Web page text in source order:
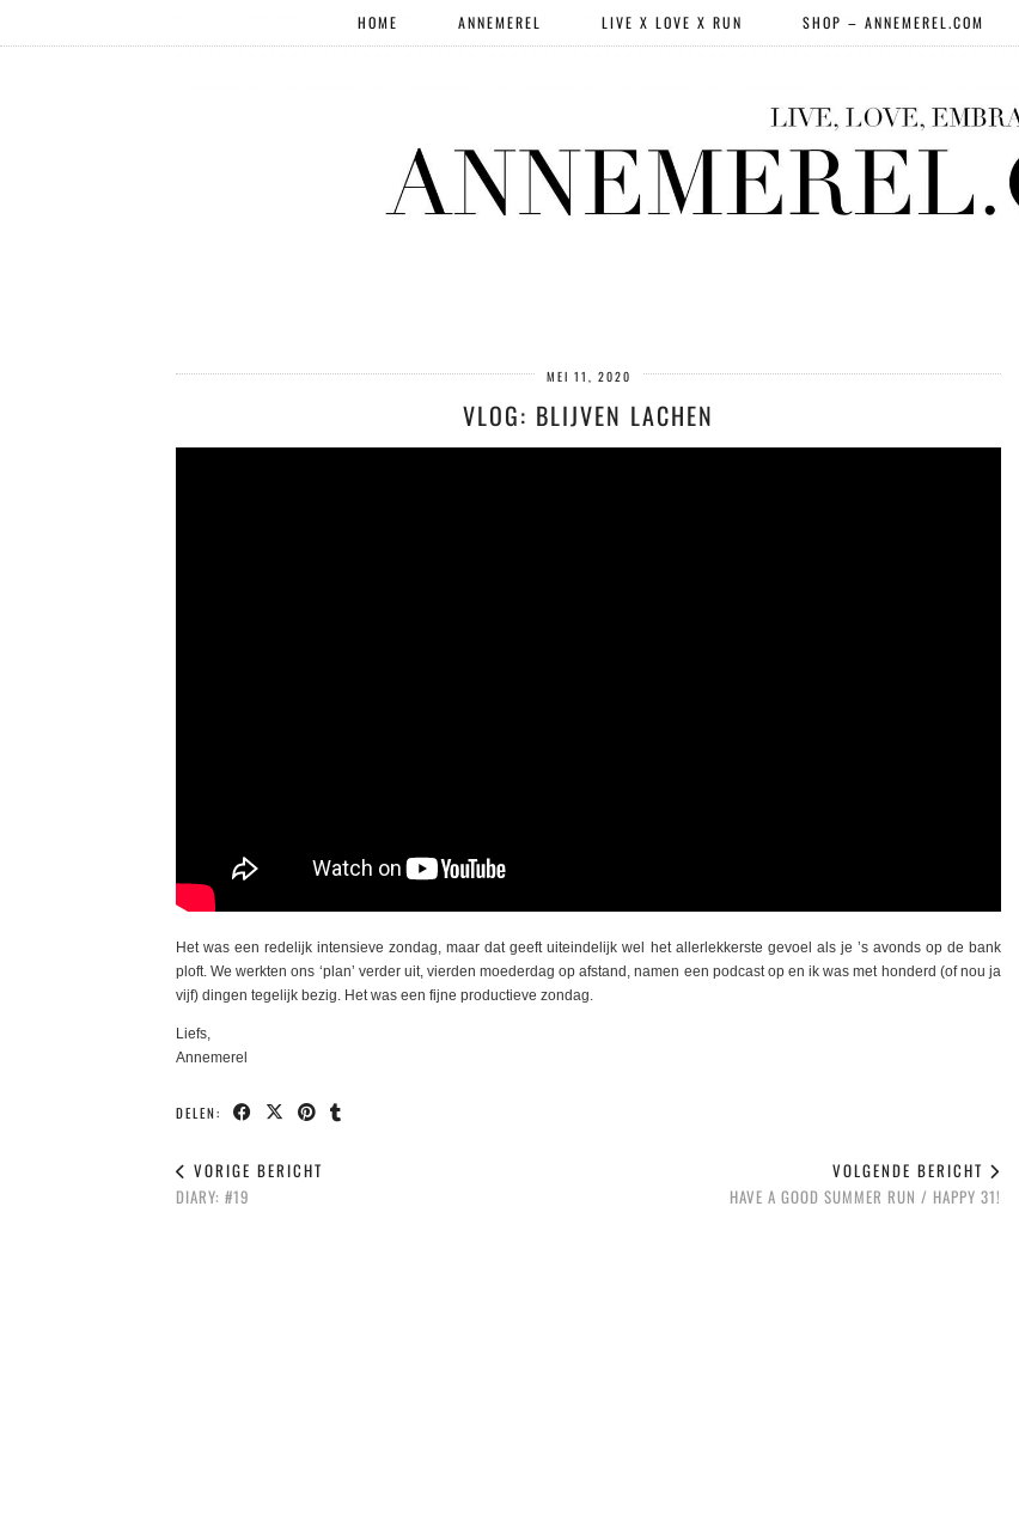
HOME ANNEMEREL LIVE X LOVE X RUN SHOP – ANNEMEREL.COM
MEI 11, 2020
VLOG: BLIJVEN LACHEN
Het was een redelijk intensieve zondag, maar dat geeft uiteindelijk wel het allerlekkerste gevoel als je ’s avonds op de bank
ploft. We werkten ons ‘plan’ verder uit, vierden moederdag op afstand, namen een podcast op en ik was met honderd (of nou ja
vijf) dingen tegelijk bezig. Het was een fijne productieve zondag.
Liefs,
Annemerel
DELEN:
VORIGE BERICHT
DIARY: #19
VOLGENDE BERICHT
HAVE A GOOD SUMMER RUN / HAPPY 31!